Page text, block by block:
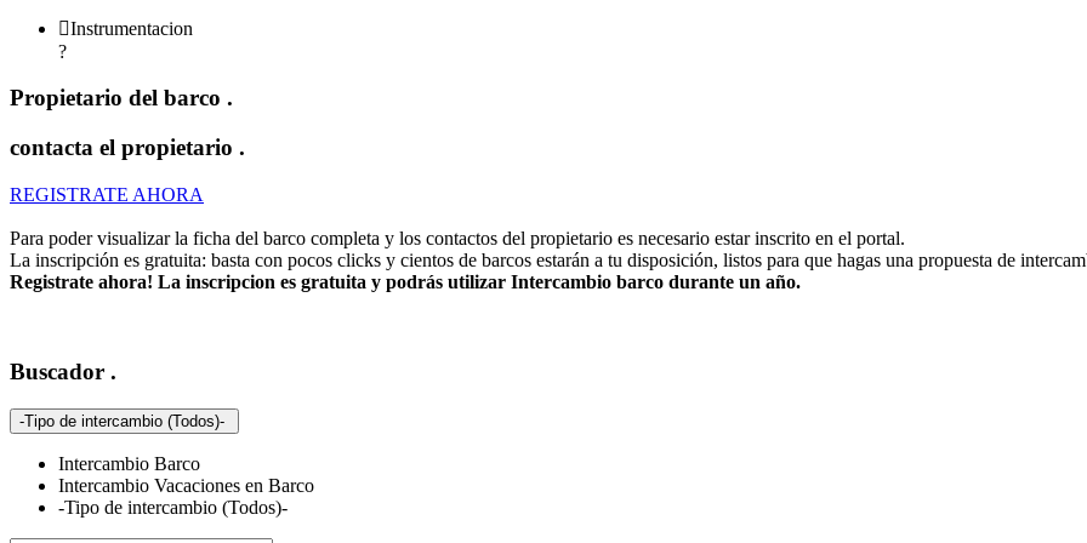
Instrumentacion
?
Propietario del barco .
contacta el propietario .
REGISTRATE AHORA
Para poder visualizar la ficha del barco completa y los contactos del propietario es necesario estar inscrito en el portal.
La inscripción es gratuita: basta con pocos clicks y cientos de barcos estarán a tu disposición, listos para que hagas una propuesta de
Registrate ahora! La inscripcion es gratuita y podrás utilizar Intercambio barco durante un año.
Buscador .
-Tipo de intercambio (Todos)-
Intercambio Barco
Intercambio Vacaciones en Barco
-Tipo de intercambio (Todos)-